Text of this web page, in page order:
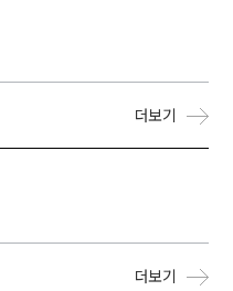
더보기
더보기